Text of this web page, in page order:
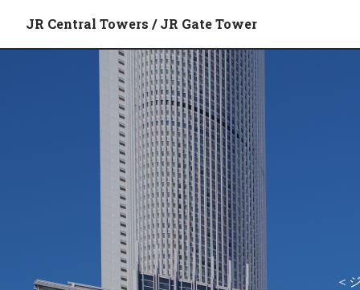
JR Central Towers / JR Gate Tower
＜